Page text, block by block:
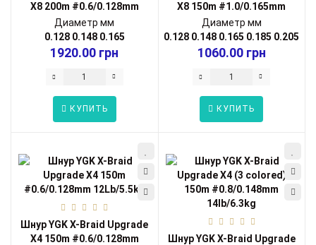
X8 200m #0.6/0.128mm
14Lb/6.3k...
Диаметр мм
0.128 0.148 0.165
1920.00 грн
КУПИТЬ
X8 150m #1.0/0.165mm
22lb/10.0...
Диаметр мм
0.128 0.148 0.165 0.185 0.205
1060.00 грн
КУПИТЬ
Шнур YGK X-Braid Upgrade
X4 150m #0.6/0.128mm
Шнур YGK X-Braid Upgrade